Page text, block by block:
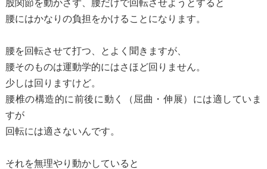
股関節を動かさず、腰だけで回転させようとすると
腰にはかなりの負担をかけることになります。
腰を回転させて打つ、とよく聞きますが、
腰そのものは運動学的にはさほど回りません。
少しは回りますけど。
腰椎の構造的に前後に動く（屈曲・伸展）には適していま
すが
回転には適さないんです。
それを無理やり動かしていると